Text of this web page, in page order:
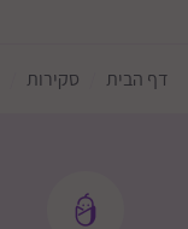
דף הבית סקירות